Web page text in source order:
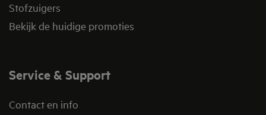
Stofzuigers
Bekijk de huidige promoties
Service & Support
Contact en info